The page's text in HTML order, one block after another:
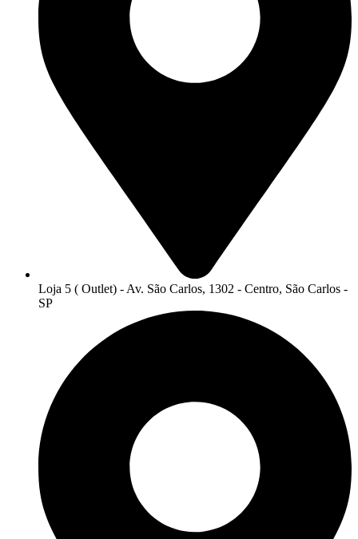
Loja 5 ( Outlet) - Av. São Carlos, 1302 - Centro, São Carlos -
SP